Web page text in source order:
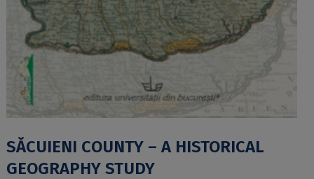
SĂCUIENI COUNTY – A HISTORICAL
GEOGRAPHY STUDY